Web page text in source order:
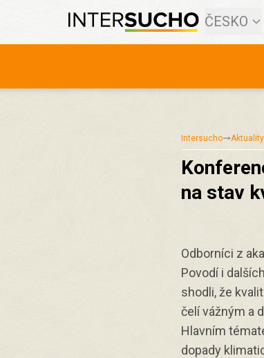
ČESKO
Intersucho Aktuality
na stav
Odborníci z
Povodí i
shodli, že
čelí vážným a
Hlavním
dopady